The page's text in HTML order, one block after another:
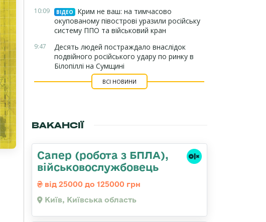
10:09 ВІДЕО
Крим не ваш: на тимчасово
окупованому півострові уразили російську
систему ППО та військовий кран
9:47
Десять людей постраждало внаслідок
подвійного російського удару по ринку в
Білопіллі на Сумщині
ВСІ НОВИНИ
ВАКАНСІЇ
Сапер (робота з БПЛА),
військовослужбовець
від 25000 до 125000 грн
Київ, Київська область